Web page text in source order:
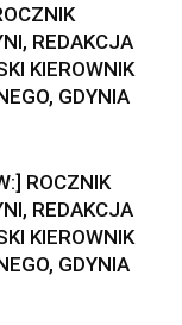
REDAKCJA
KIEROWNIK
GDYNIA
ROCZNIK
REDAKCJA
KIEROWNIK
GDYNIA